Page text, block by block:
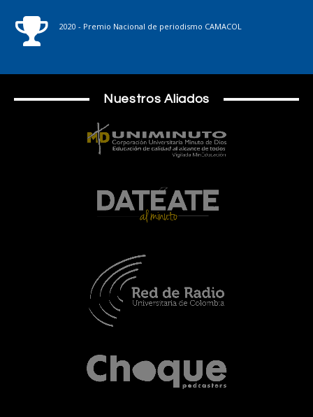
2020 - Premio Nacional de periodismo CAMACOL
Nuestros Aliados